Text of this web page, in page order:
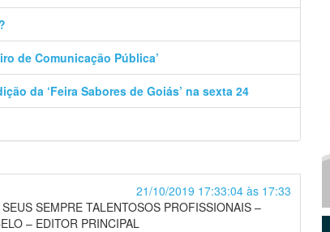
de Comunicação Pública’
da ‘Feira Sabores de Goiás’ na sexta 24
21/10/2019 17:33:04 às 17:33
SEMPRE TALENTOSOS PROFISSIONAIS –
– EDITOR PRINCIPAL